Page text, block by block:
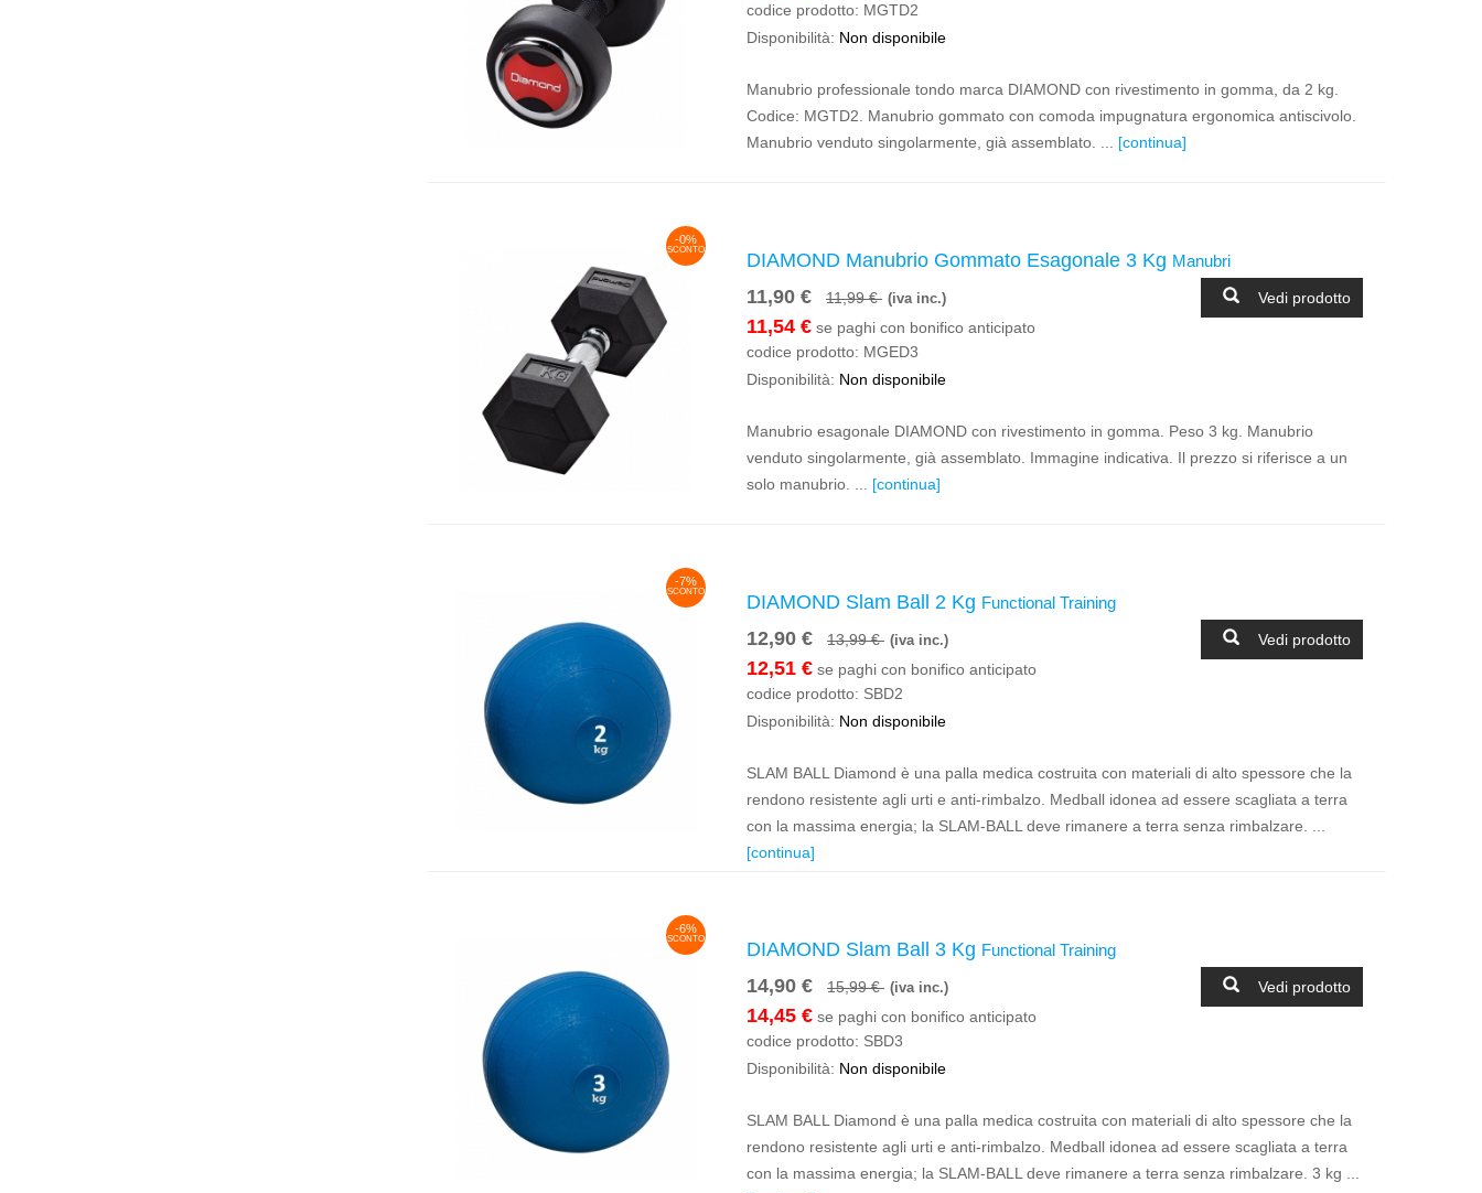
codice prodotto: MGTD2
Disponibilità: Non disponibile
Manubrio professionale tondo marca DIAMOND con rivestimento in gomma, da 2 kg.
Codice: MGTD2. Manubrio gommato con comoda impugnatura ergonomica antiscivolo.
Manubrio venduto singolarmente, già assemblato. ... [continua]
-0%
SCONTO DIAMOND Manubrio Gommato Esagonale 3 Kg Manubri
11,90 € 11,99 € (iva inc.)
11,54 € se paghi con bonifico anticipato
codice prodotto: MGED3
Disponibilità: Non disponibile
Vedi prodotto
Manubrio esagonale DIAMOND con rivestimento in gomma. Peso 3 kg. Manubrio
venduto singolarmente, già assemblato. Immagine indicativa. Il prezzo si riferisce a un
solo manubrio. ... [continua]
-7%
SCONTO DIAMOND Slam Ball 2 Kg Functional Training
12,90 € 13,99 € (iva inc.)
12,51 € se paghi con bonifico anticipato
codice prodotto: SBD2
Disponibilità: Non disponibile
Vedi prodotto
SLAM BALL Diamond è una palla medica costruita con materiali di alto spessore che la
rendono resistente agli urti e anti-rimbalzo. Medball idonea ad essere scagliata a terra
con la massima energia; la SLAM-BALL deve rimanere a terra senza rimbalzare. ...
[continua]
-6%
SCONTO DIAMOND Slam Ball 3 Kg Functional Training
14,90 € 15,99 € (iva inc.)
14,45 € se paghi con bonifico anticipato
codice prodotto: SBD3
Disponibilità: Non disponibile
Vedi prodotto
SLAM BALL Diamond è una palla medica costruita con materiali di alto spessore che la
rendono resistente agli urti e anti-rimbalzo. Medball idonea ad essere scagliata a terra
con la massima energia; la SLAM-BALL deve rimanere a terra senza rimbalzare. 3 kg ...